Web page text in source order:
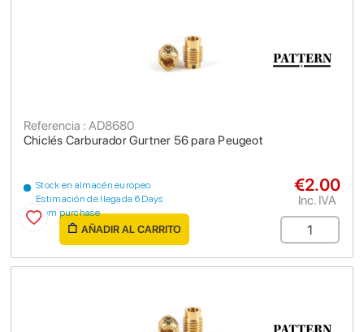
Chiclés Carburador Gurtner 56 para Peugeot
Referencia : AD8680
Stock en almacén europeo
Estimación de llegada 6 Days
from purchase
€2.00
Inc. IVA
AÑADIR AL CARRITO